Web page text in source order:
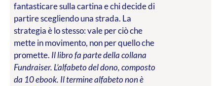
fantasticare sulla cartina e chi decide di
partire scegliendo una strada. La
strategia è lo stesso: vale per ciò che
mette in movimento, non per quello che
promette. Il libro fa parte della collana
Fundraiser. L’alfabeto del dono, composto
da 10 ebook. Il termine alfabeto non è